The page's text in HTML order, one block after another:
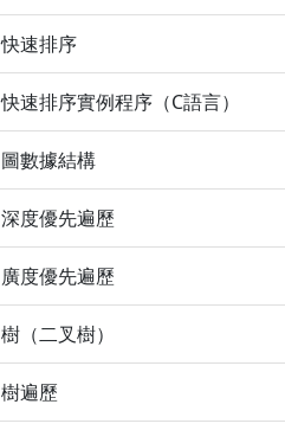
快速排序
快速排序實例程序（C語言）
圖數據結構
深度優先遍歷
廣度優先遍歷
樹（二叉樹）
樹遍歷